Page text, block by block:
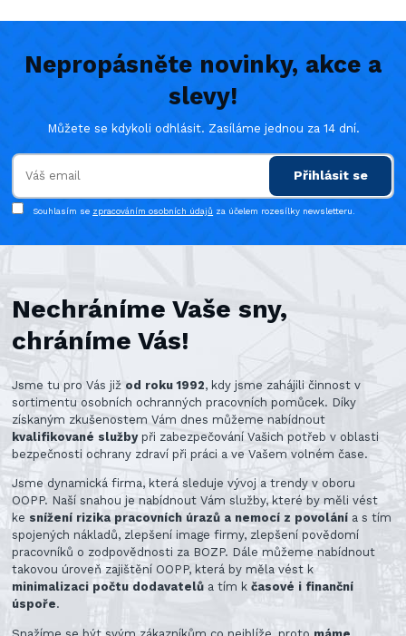
Nepropásněte novinky, akce a
slevy!
Můžete se kdykoli odhlásit. Zasíláme jednou za 14 dní.
Přihlásit se
Souhlasím se zpracováním osobních údajů za účelem rozesílky newsletteru.
Nechráníme Vaše sny,
chráníme Vás!
Jsme tu pro Vás již od roku 1992, kdy jsme zahájili činnost v
sortimentu osobních ochranných pracovních pomůcek. Díky
získaným zkušenostem Vám dnes můžeme nabídnout
kvalifikované službypři zabezpečování Vašich potřeb v oblasti
bezpečnosti ochrany zdraví při práci a ve Vašem volném čase.
Jsme dynamická firma, která sleduje vývoj a trendy v oboru
OOPP. Naší snahou je nabídnout Vám služby, které by měli vést
ke snížení rizika pracovních úrazů a nemocí z povolání a s tím
spojených nákladů, zlepšení image firmy, zlepšení povědomí
pracovníků o zodpovědnosti za BOZP. Dále můžeme nabídnout
takovou úroveň zajištění OOPP, která by měla vést k
minimalizaci počtu dodavatelů a tím kčasové i finanční
úspoře.